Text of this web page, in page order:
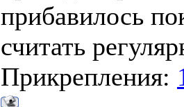
прибавилось
считать
Прикрепления: